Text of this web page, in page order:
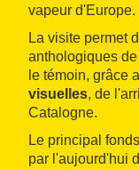
vapeur d'Europe.
La visite permet
anthologiques
le témoin, grâce
visuelles, de
Catalogne.
Le principal
par l'aujourd'hui